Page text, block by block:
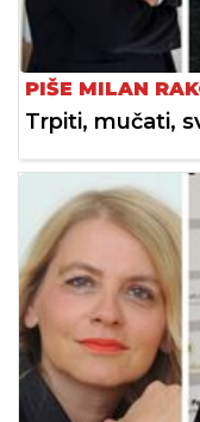
PIŠE MILAN
Trpiti, mučati,